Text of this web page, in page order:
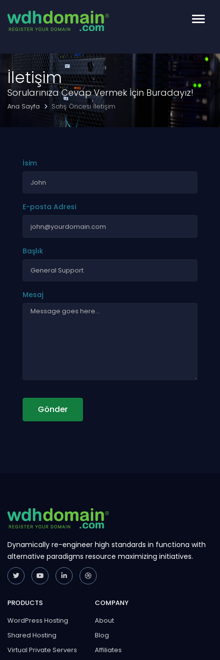
İletişim
Sorularınıza Cevap Vermek İçin Buradayız!
Ana Sayfa Satış Öncesi İletişim
İsim
E-posta Adresi
Başlık
Mesaj
Gönder
Dynamically re-engineer high standards in functiona with
alternative paradigms resource maximizing initiatives.
PRODUCTS
WordPress Hosting
Shared Hosting
Virtual Private Servers
COMPANY
About
Blog
Affiliates